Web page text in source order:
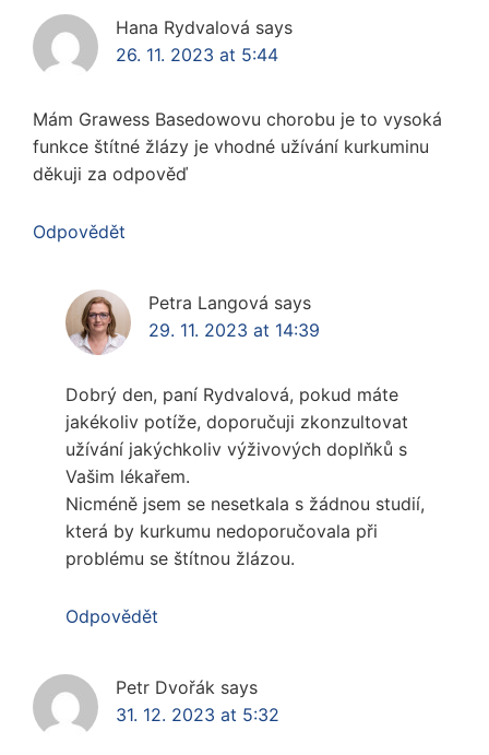
Hana Rydvalová says
26. 11. 2023 at 5:44
Mám Grawess Basedowovu chorobu je to vysoká
funkce štítné žlázy je vhodné užívání kurkuminu
děkuji za odpověď
Odpovědět
Petra Langová says
29. 11. 2023 at 14:39
Dobrý den, paní Rydvalová, pokud máte
jakékoliv potíže, doporučuji zkonzultovat
užívání jakýchkoliv výživových doplňků s
Vašim lékařem.
Nicméně jsem se nesetkala s žádnou studií,
která by kurkumu nedoporučovala při
problému se štítnou žlázou.
Odpovědět
Petr Dvořák says
31. 12. 2023 at 5:32